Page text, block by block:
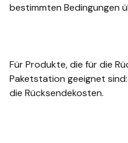
bestimmten Bedingungen
Für Produkte, die für die
Paketstation geeignet
die Rücksendekosten.